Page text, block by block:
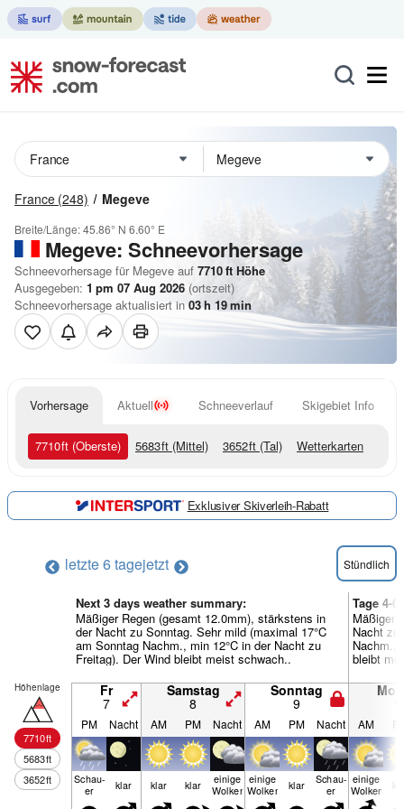
France (248) Megeve
Breite/Länge:45.86° N 6.60° E
Megeve: Schneevorhersage
Schneevorhersage für Megeve auf 7710ft Höhe
Ausgegeben: 1 pm 07 Aug 2026 (ortszeit)
Schneevorhersage aktualisiert in 03h 19min
Vorhersage Aktuell Schneeverlauf Skigebiet Info
7710ft (Oberste) 5683ft (Mittel) 3652ft (Tal) Wetterkarten
Exklusiver Skiverleih-Rabatt
letzte 6 tagejetzt Stündlich
Next 3 days weather summary:
Mäßiger Regen (gesamt 12.0mm), stärkstens in
der Nacht zu Sonntag. Sehr mild (maximal 17°C
am Sonntag Nachm., min 12°C in der Nacht zu
Freitag). Der Wind bleibt meist schwach..
Tage 4-
Mäßiger
Nacht zu
Nachm.,
bleibt
Höhenlage
7710ft
5683ft
3652ft
Fr
7
Samstag
8
Sonntag
9
PM Nacht AM PM Nacht AM PM Nacht AM
Schau­
er klar klar klar einige
Wolken
einige
Wolken klar Schau­
er
einige
Wolken